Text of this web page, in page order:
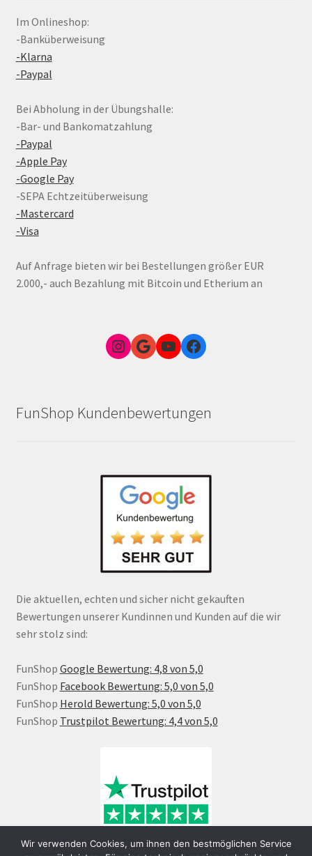
Im Onlineshop:
-Banküberweisung
-Klarna
-Paypal
Bei Abholung in der Übungshalle:
-Bar- und Bankomatzahlung
-Paypal
-Apple Pay
-Google Pay
-SEPA Echtzeitüberweisung
-Mastercard
-Visa
Auf Anfrage bieten wir bei Bestellungen größer EUR
2.000,- auch Bezahlung mit Bitcoin und Etherium an
Instagram
Google Link zum FunShop WienYouTubeFacebook
FunShop Kundenbewertungen
Die aktuellen, echten und sicher nicht gekauften
Bewertungen unserer Kundinnen und Kunden auf die wir
sehr stolz sind:
FunShop Google Bewertung: 4,8 von 5,0
FunShop Facebook Bewertung: 5,0 von 5,0
FunShop Herold Bewertung: 5,0 von 5,0
FunShop Trustpilot Bewertung: 4,4 von 5,0
Wir verwenden Cookies, um ihnen den bestmöglichen Service